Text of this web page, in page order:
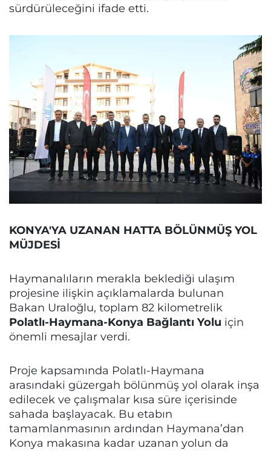
sürdürüleceğini ifade etti.
KONYA'YA UZANAN HATTA BÖLÜNMÜŞ YOL
MÜJDESİ
Haymanalıların merakla beklediği ulaşım
projesine ilişkin açıklamalarda bulunan
Bakan Uraloğlu, toplam 82 kilometrelik
Polatlı-Haymana-Konya Bağlantı Yolu için
önemli mesajlar verdi.
Proje kapsamında Polatlı-Haymana
arasındaki güzergah bölünmüş yol olarak inşa
edilecek ve çalışmalar kısa süre içerisinde
sahada başlayacak. Bu etabın
tamamlanmasının ardından Haymana’dan
Konya makasına kadar uzanan yolun da